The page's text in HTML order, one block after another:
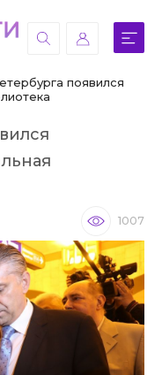
появился
1007